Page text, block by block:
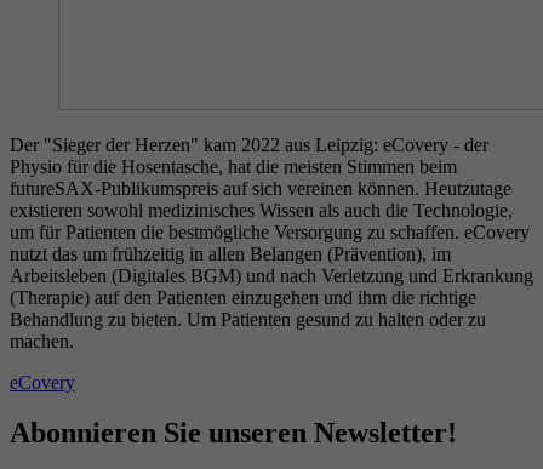
Der "Sieger der Herzen" kam 2022 aus Leipzig: eCovery - der
Physio für die Hosentasche, hat die meisten Stimmen beim
futureSAX-Publikumspreis auf sich vereinen können. Heutzutage
existieren sowohl medizinisches Wissen als auch die Technologie,
um für Patienten die bestmögliche Versorgung zu schaffen. eCovery
nutzt das um frühzeitig in allen Belangen (Prävention), im
Arbeitsleben (Digitales BGM) und nach Verletzung und Erkrankung
(Therapie) auf den Patienten einzugehen und ihm die richtige
Behandlung zu bieten. Um Patienten gesund zu halten oder zu
machen.
eCovery
Abonnieren Sie unseren Newsletter!